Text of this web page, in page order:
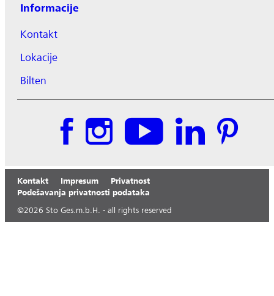
Informacije
Kontakt
Lokacije
Bilten
Kontakt Impresum
Privatnost
Podešavanja privatnosti podataka
©2026 Sto Ges.m.b.H. - all rights reserved